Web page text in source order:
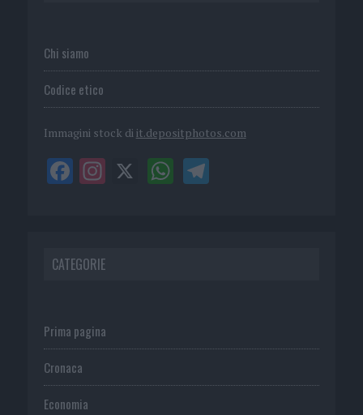
Chi siamo
Codice etico
Immagini stock di it.depositphotos.com
CATEGORIE
Prima pagina
Cronaca
Economia